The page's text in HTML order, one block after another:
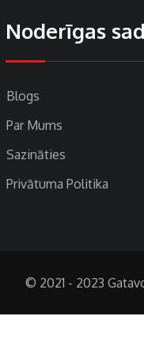
Noderīgas
Blogs
Par Mums
Sazināties
Privātuma Politika
© 2021 - 2023